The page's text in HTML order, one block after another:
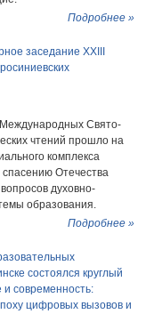
Подробнее »
заседание XXIII
Свято-
чтений прошло на
комплекса
Отечества
духовно-
образования.
Подробнее »
состоялся круглый
современность:
цифровых вызовов и